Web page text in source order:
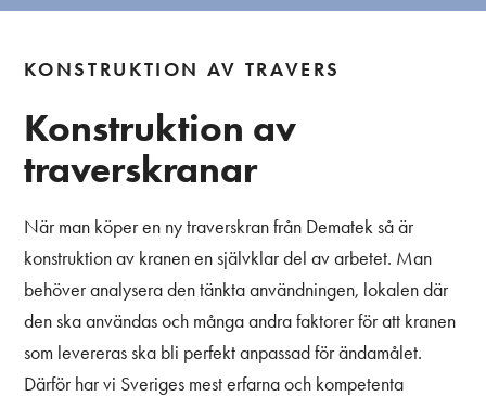
KONSTRUKTION AV TRAVERS
Konstruktion av
traverskranar
När man köper en ny traverskran från Dematek så är
konstruktion av kranen en självklar del av arbetet. Man
behöver analysera den tänkta användningen, lokalen där
den ska användas och många andra faktorer för att kranen
som levereras ska bli perfekt anpassad för ändamålet.
Därför har vi Sveriges mest erfarna och kompetenta